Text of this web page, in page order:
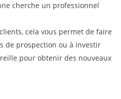
cherche un professionnel
cela vous permet de faire
de prospection ou à investir
pour obtenir des nouveaux